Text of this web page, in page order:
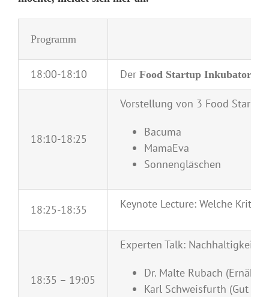
Programm
18:00-18:10 Der Food Startup Inkubator
18:10-18:25
Vorstellung von 3 Food
Bacuma
MamaEva
Sonnengläschen
18:25-18:35 Keynote Lecture: Welche
18:35 – 19:05
Experten Talk: Nachhaltigkeit
Dr. Malte Rubach
Karl Schweisfurth (Gut